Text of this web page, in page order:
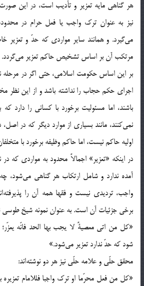
هر گناهی مايه تعزير و تأديب است، در اين
نيز به عنوان ترک واجب يا فعل حرام در
می‌گيرد. و همانند ساير مواردی که حدّ و تعزير
مرتکب آن بر اساس تشخيص حاکم تعزير می‌گردد.
بر اين اساس حکومت اسلامی، حتی اگر در
اجرای حکم حجاب را نداشته باشد و از اين نظر
باشند، اما مسئوليت برخورد با کسانی را دارد
نمی‌کنند، مانند بسياری از موارد ديگر که در
اوليه حاکم نيست، اما حاکم وظيفه برخورد با
در اينکه «تعزير» اجمالاً محدود به مواردی
آمده ندارد و شامل ارتکاب هر گناهی می‌شود،
واجب، ترديدی نيست و فقها همه آن را
برخی جزئيات آن است. به عنوان نمونه شيخ
«کل من اتی معصيةً لا يجب بها الحد فانّه
شود که حدّ ندارد تعزير می‌شود.»
محقق حلّی و علامه حلّی نيز هر دو نوشته‌اند:
«کل من فعل محرّما او ترک واجبا فللامام تعزيره